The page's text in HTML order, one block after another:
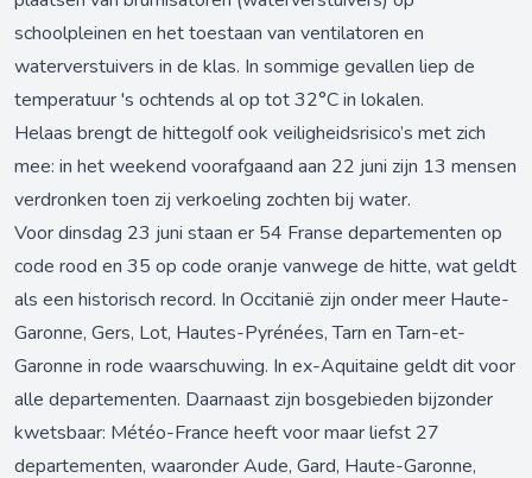
schoolpleinen en het toestaan van ventilatoren en
waterverstuivers in de klas. In sommige gevallen liep de
temperatuur 's ochtends al op tot 32°C in lokalen.
Helaas brengt de hittegolf ook veiligheidsrisico’s met zich
mee: in het weekend voorafgaand aan 22 juni zijn 13 mensen
verdronken toen zij verkoeling zochten bij water.
Voor dinsdag 23 juni staan er 54 Franse departementen op
code rood en 35 op code oranje vanwege de hitte, wat geldt
als een historisch record. In Occitanië zijn onder meer Haute-
Garonne, Gers, Lot, Hautes-Pyrénées, Tarn en Tarn-et-
Garonne in rode waarschuwing. In ex-Aquitaine geldt dit voor
alle departementen. Daarnaast zijn bosgebieden bijzonder
kwetsbaar: Météo-France heeft voor maar liefst 27
departementen, waaronder Aude, Gard, Haute-Garonne,